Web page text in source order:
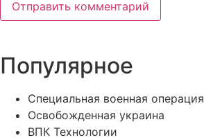
Популярное
Специальная военная операция
Освобожденная украина
ВПК Технологии